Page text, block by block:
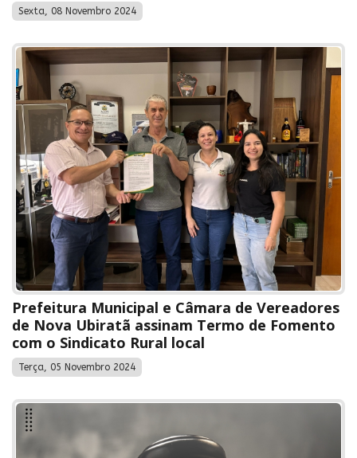
Sexta, 08 Novembro 2024
Prefeitura Municipal e Câmara de Vereadores
de Nova Ubiratã assinam Termo de Fomento
com o Sindicato Rural local
Terça, 05 Novembro 2024